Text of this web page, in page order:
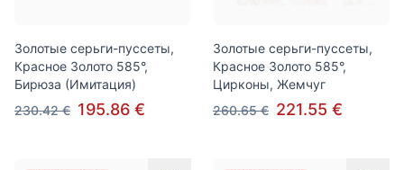
Золотые серьги-пуссеты,
Красное Золото 585°,
Бирюза (Имитация)
230.42 € 195.86 €
Золотые серьги-пуссеты,
Красное Золото 585°,
Цирконы, Жемчуг
260.65 € 221.55 €